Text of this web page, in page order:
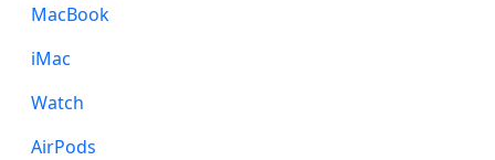
MacBook
iMac
Watch
AirPods